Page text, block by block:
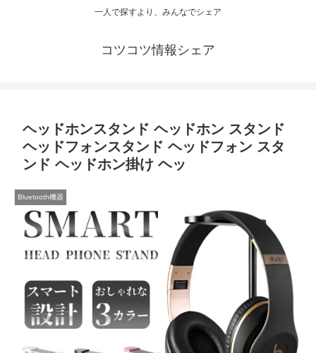
一人で探すより、みんなでシェア
コツコツ情報シェア
ヘッドホンスタンド ヘッドホン スタンド
ヘッドフォンスタンド ヘッドフォン スタ
ンド ヘッドホン掛け ヘッ
Bluetooth機器